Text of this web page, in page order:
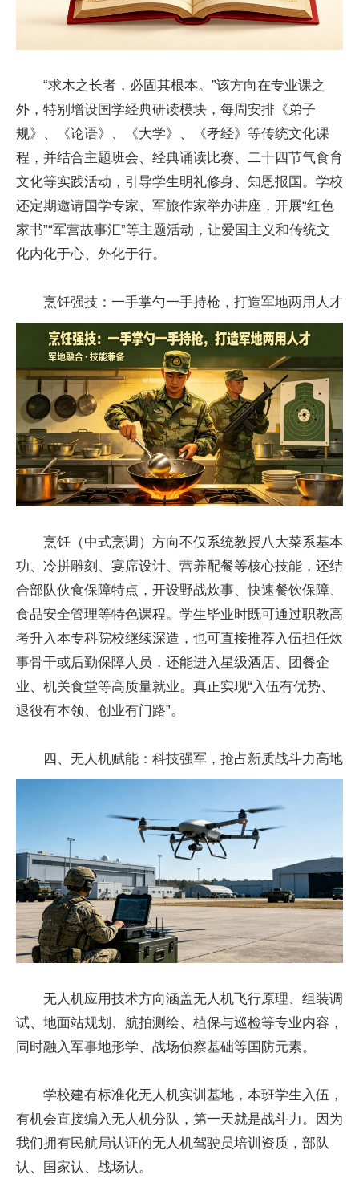
“求木之长者，必固其根本。”该方向在专业课之
外，特别增设国学经典研读模块，每周安排《弟子
规》、《论语》、《大学》、《孝经》等传统文化课
程，并结合主题班会、经典诵读比赛、二十四节气食育
文化等实践活动，引导学生明礼修身、知恩报国。学校
还定期邀请国学专家、军旅作家举办讲座，开展“红色
家书”“军营故事汇”等主题活动，让爱国主义和传统文
化内化于心、外化于行。
烹饪强技：一手掌勺一手持枪，打造军地两用人才
烹饪（中式烹调）方向不仅系统教授八大菜系基本
功、冷拼雕刻、宴席设计、营养配餐等核心技能，还结
合部队伙食保障特点，开设野战炊事、快速餐饮保障、
食品安全管理等特色课程。学生毕业时既可通过职教高
考升入本专科院校继续深造，也可直接推荐入伍担任炊
事骨干或后勤保障人员，还能进入星级酒店、团餐企
业、机关食堂等高质量就业。真正实现“入伍有优势、
退役有本领、创业有门路”。
四、无人机赋能：科技强军，抢占新质战斗力高地
无人机应用技术方向涵盖无人机飞行原理、组装调
试、地面站规划、航拍测绘、植保与巡检等专业内容，
同时融入军事地形学、战场侦察基础等国防元素。
学校建有标准化无人机实训基地，本班学生入伍，
有机会直接编入无人机分队，第一天就是战斗力。因为
我们拥有民航局认证的无人机驾驶员培训资质，部队
认、国家认、战场认。